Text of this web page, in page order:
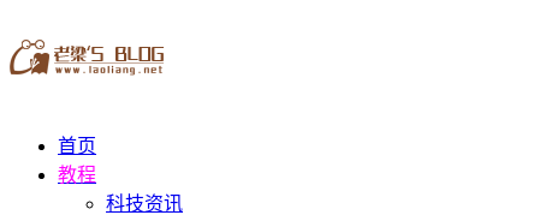
首页
教程
科技资讯